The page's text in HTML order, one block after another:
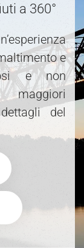
a 360°
e
e non
del